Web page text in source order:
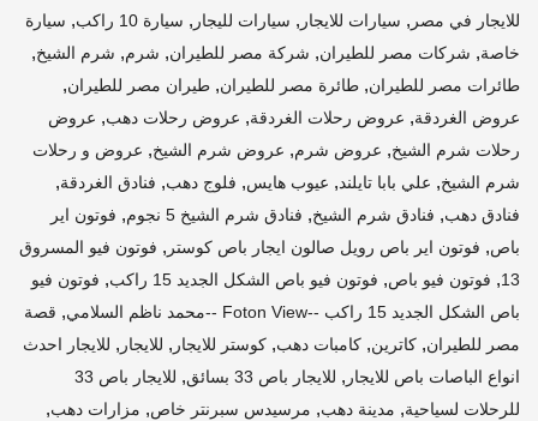
للايجار في مصر , سيارات للايجار , سيارات لليجار , سيارة 10 راكب , سيارة
خاصة, شركات مصر للطيران, شركة مصر للطيران, شرم, شرم الشيخ,
طائرات مصر للطيران, طائرة مصر للطيران, طيران مصر للطيران,
عروض الغردقة, عروض رحلات الغردقة, عروض رحلات دهب, عروض
رحلات شرم الشيخ, عروض شرم, عروض شرم الشيخ, عروض و رحلات
شرم الشيخ, علي بابا تايلند, عيوب هايس, فلوج دهب, فنادق الغردقة,
فنادق دهب, فنادق شرم الشيخ, فنادق شرم الشيخ 5 نجوم , فوتون اير
باص, فوتون اير باص رويل صالون ايجار باص كوستر , فوتون فيو المسروق
13
, فوتون فيو باص, فوتون فيو باص الشكل الجديد 15 راكب , فوتون فيو
باص الشكل الجديد 15 راكب --Foton View --محمد ناظم السلامي
, قصة
مصر للطيران, كاترين, كامبات دهب, كوستر للايجار , للايجار , للايجار احدث
انواع الباصات باص للايجار , للايجار باص 33 بسائق ,
للايجار باص 33
للرحلات لسياحية, مدينة دهب, مرسيدس سبرنتر خاص, مزارات دهب,